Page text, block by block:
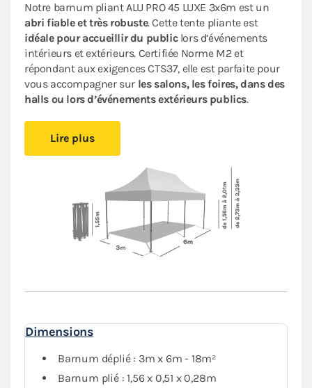
Notre barnum pliant ALU PRO 45 LUXE 3x6m est un
abri fiable et très robuste. Cette tente pliante est
idéale pour accueillir du publiclors d’événements
intérieurs et extérieurs. Certifiée Norme M2 et
répondant aux exigences CTS37, elle est parfaite pour
vous accompagner sur les salons, les foires, dans des
halls ou lors d’événements extérieurs publics.
facilement dans votre véhicule. Le
sans outilvous offre un véritable confort de
Installez-vous rapidement où vous le souhaitez et
protégez-vous des aléas de la météo.
Le toit et les murs de ce barnum 3x6m
sont en
polyester avec enduction PVC de 380 g/m². Le toit est
renforcé aux angles et sur les coutures, et la bâche
L'armature hexagonale en aluminium assure solidité
Lepack Fenêtres
deux murs avec porte et deux murs pleins, vous
garantit une protection optimale contre les
Lire plus
Dimensions
Barnum déplié : 3m x 6m - 18m²
Barnum plié : 1,56 x 0,51 x 0,28m